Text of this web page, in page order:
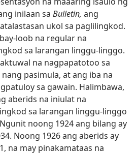
inilaan sa Bulletin, ang
ukol sa paglilingkod.
loob na regular na
sa larangan linggu-linggo.
na nagpapatotoo sa
pasimula, at ang iba na
sa gawain. Halimbawa,
aberids na iniulat na
sa larangan linggu-linggo
noong 1924 ang bilang ay
Noong 1926 ang aberids ay
na may pinakamataas na